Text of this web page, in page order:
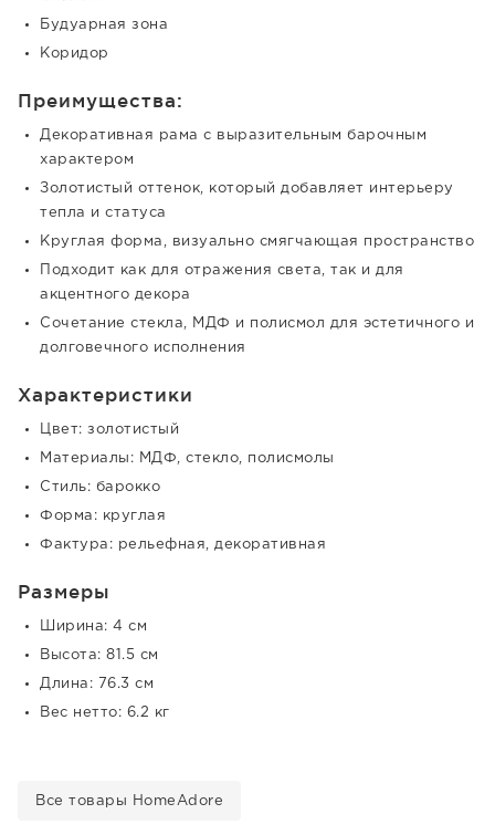
Будуарная зона
Коридор
Преимущества:
Декоративная рама с выразительным барочным
характером
Золотистый оттенок, который добавляет интерьеру
тепла и статуса
Круглая форма, визуально смягчающая пространство
Подходит как для отражения света, так и для
акцентного декора
Сочетание стекла, МДФ и полисмол для эстетичного и
долговечного исполнения
Характеристики
Цвет: золотистый
Материалы: МДФ, стекло, полисмолы
Стиль: барокко
Форма: круглая
Фактура: рельефная, декоративная
Размеры
Ширина: 4 см
Высота: 81.5 см
Длина: 76.3 см
Вес нетто: 6.2 кг
Все товары HomeAdore